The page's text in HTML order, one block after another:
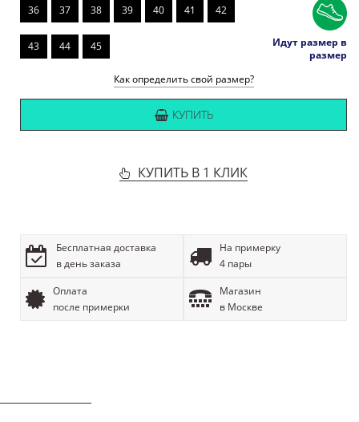
36 37 38 39 40 41 42
43 44 45
Идут размер в
размер
Как определить свой размер?
КУПИТЬ
КУПИТЬ В 1 КЛИК
Бесплатная доставка
в день заказа
На примерку
4 пары
Оплата
после примерки
Магазин
в Москве